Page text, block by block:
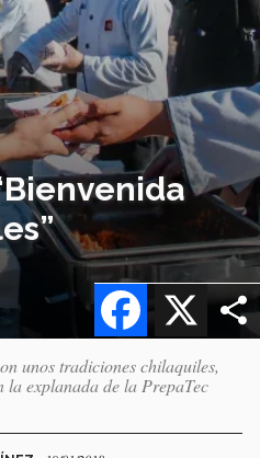
X
Facebook
unos tradiciones chilaquiles,
explanada de la PrepaTec